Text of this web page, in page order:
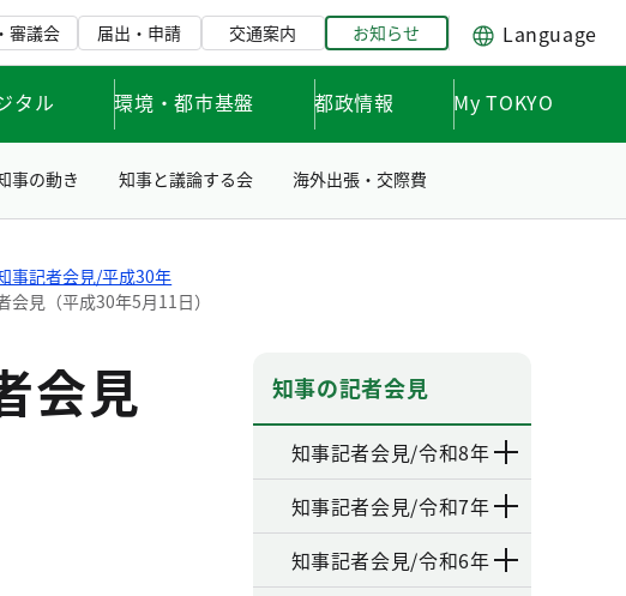
審議会 届出・申請 交通案内 お知らせ Language
タル 環境・都市基盤 都政情報 My TOKYO
事の動き 知事と議論する会 海外出張・交際費
事記者会見/平成30年
見（平成30年5月11日）
会見
知事の記者会見
知事記者会見/令和8年
知事記者会見/令和7年
知事記者会見/令和6年